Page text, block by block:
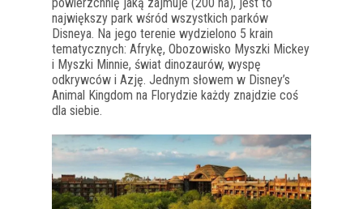
największy park wśród wszystkich parków
Disneya. Na jego terenie wydzielono 5 krain
tematycznych: Afrykę, Obozowisko Myszki Mickey
i Myszki Minnie, świat dinozaurów, wyspę
odkrywców i Azję. Jednym słowem w Disney’s
Animal Kingdom na Florydzie każdy znajdzie coś
dla siebie.